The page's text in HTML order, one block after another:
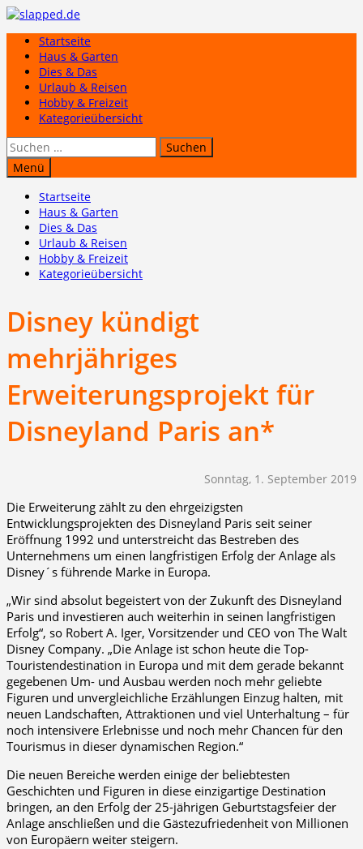
Zum
springenStartseite
Haus & Garten
Dies & Das
Urlaub & Reisen
Hobby & Freizeit
Kategorieübersicht
Suchen
nach:
Menü
Startseite
Haus & Garten
Dies & Das
Urlaub & Reisen
Hobby & Freizeit
Kategorieübersicht
Disney kündigt
mehrjähriges
Erweiterungsprojekt für
Disneyland Paris an*
Sonntag, 1. September 2019
Die Erweiterung zählt zu den ehrgeizigsten
Entwicklungsprojekten des Disneyland Paris seit seiner
Eröffnung 1992 und unterstreicht das Bestreben des
Unternehmens um einen langfristigen Erfolg der Anlage als
Disney´s führende Marke in Europa.
„Wir sind absolut begeistert von der Zukunft des Disneyland
Paris und investieren auch weiterhin in seinen langfristigen
Erfolg“, so Robert A. Iger, Vorsitzender und CEO von The Walt
Disney Company. „Die Anlage ist schon heute die Top-
Touristendestination in Europa und mit dem gerade bekannt
gegebenen Um- und Ausbau werden noch mehr geliebte
Figuren und unvergleichliche Erzählungen Einzug halten, mit
neuen Landschaften, Attraktionen und viel Unterhaltung – für
noch intensivere Erlebnisse und noch mehr Chancen für den
Tourismus in dieser dynamischen Region.“
Die neuen Bereiche werden einige der beliebtesten
Geschichten und Figuren in diese einzigartige Destination
bringen, an den Erfolg der 25-jährigen Geburtstagsfeier der
Anlage anschließen und die Gästezufriedenheit von Millionen
von Europäern weiter steigern.